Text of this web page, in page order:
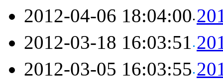
2012-04-06 18:04:00
2012-03-18 16:03:51
2012-03-05 16:03:55